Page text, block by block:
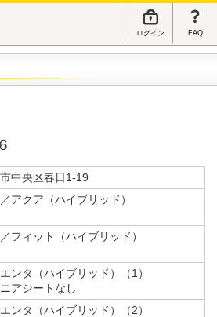
ログイン FAQ
中央区春日1-19
アクア（ハイブリッド）
フィット（ハイブリッド）
ンタ（ハイブリッド）（1）
アシートなし
ンタ（ハイブリッド）（2）